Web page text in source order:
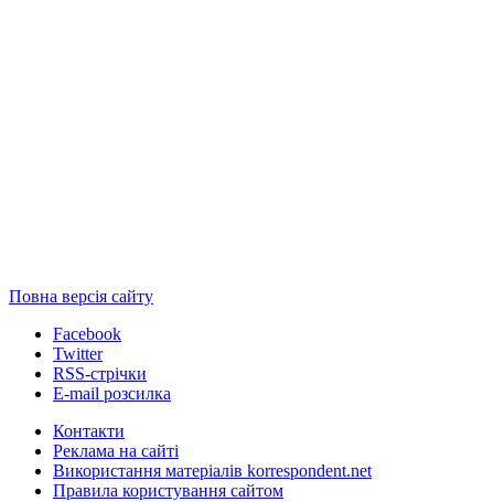
Повна версія сайту
Facebook
Twitter
RSS-стрічки
E-mail розсилка
Контакти
Реклама на сайті
Використання матеріалів korrespondent.net
Правила користування сайтом